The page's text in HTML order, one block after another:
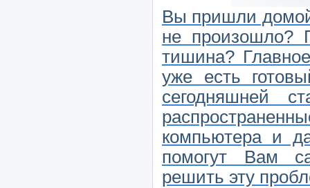
Вы пришли
не произошло?
тишина?
уже есть
сегодняшней
компьютера и
помогут Вам
решить эту